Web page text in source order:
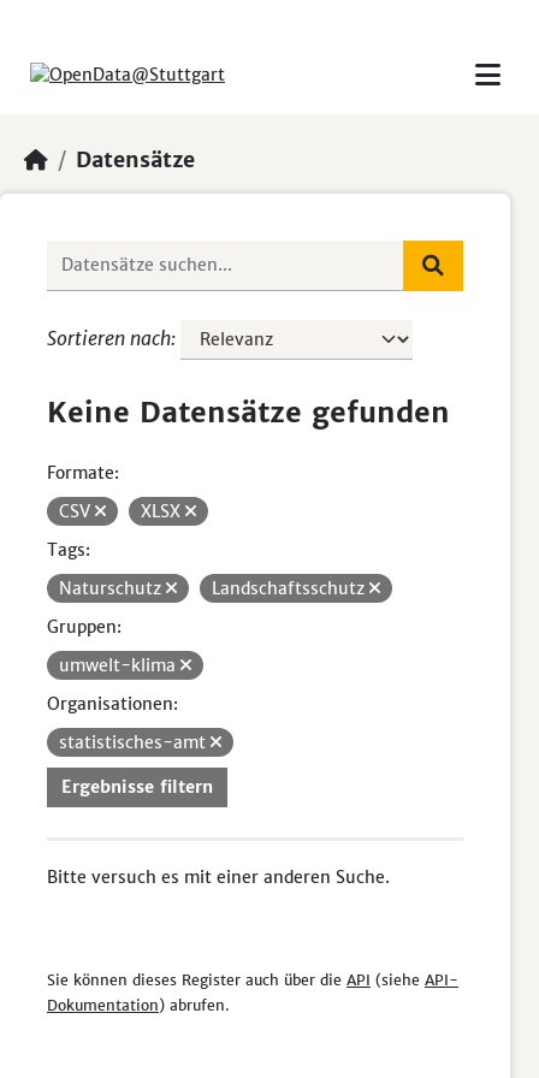
Datensätze
Sortieren nach
Keine Datensätze gefunden
Formate:
CSV
XLSX
Tags:
Naturschutz
Landschaftsschutz
Gruppen:
umwelt-klima
Organisationen:
statistisches-amt
Ergebnisse filtern
Bitte versuch es mit einer anderen Suche.
Sie können dieses Register auch über die API (siehe API-
Dokumentation) abrufen.